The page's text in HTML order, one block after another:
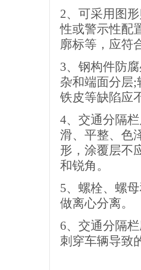
2、可采用图
性或警示性配
廓标等，应符
3、钢构件防
杂和端面分层
铁皮等缺陷应
4、交通分隔
滑、平整、色
形，涂覆层不
和锐角。
5、螺栓、螺
做离心分离。
6、交通分隔
刺穿车辆导致